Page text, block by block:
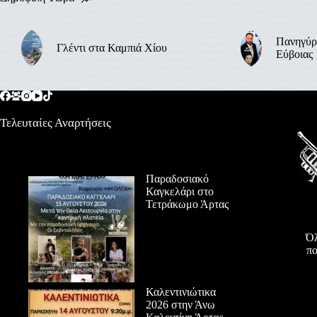
Γλέντι στα Καμπιά Χίου
Εύβοιας
Τελευταίες Αναρτήσεις
Παραδοσιακό
Καγκελάρι στο
Τετράκωμο Άρτας
Καλεντινιώτικα
2026 στην Άνω